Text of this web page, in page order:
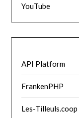
YouTube
API Platform
FrankenPHP
Les-Tilleuls.coop